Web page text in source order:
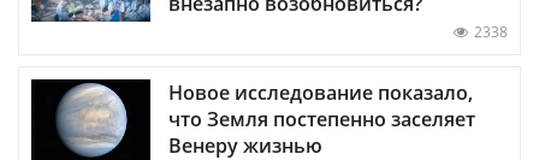
2338
Новое исследование показало,
что Земля постепенно заселяет
Венеру жизнью